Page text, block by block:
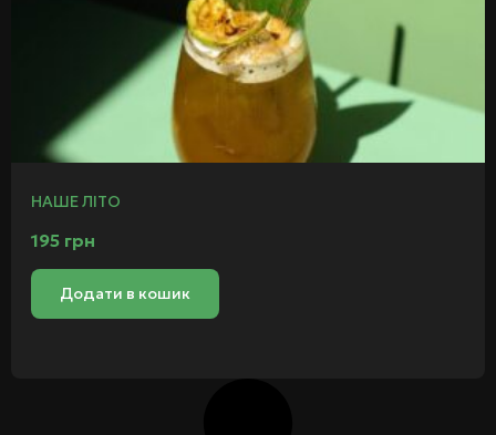
НАШЕ ЛІТО
195 грн
Додати в кошик